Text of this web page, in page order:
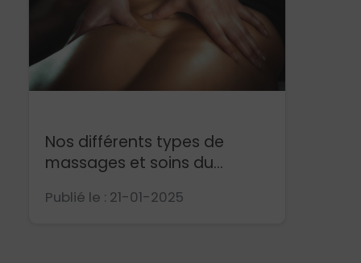
Nos différents types de
massages et soins du...
Publié le : 21-01-2025